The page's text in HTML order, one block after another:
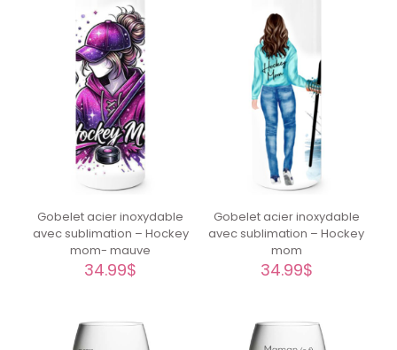
Gobelet acier inoxydable
avec sublimation – Hockey
mom- mauve
34.99$
Gobelet acier inoxydable
avec sublimation – Hockey
mom
34.99$